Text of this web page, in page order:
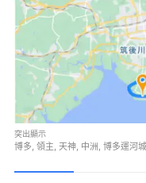
突出顯示
博多, 領主, 天神, 中洲, 博多運河